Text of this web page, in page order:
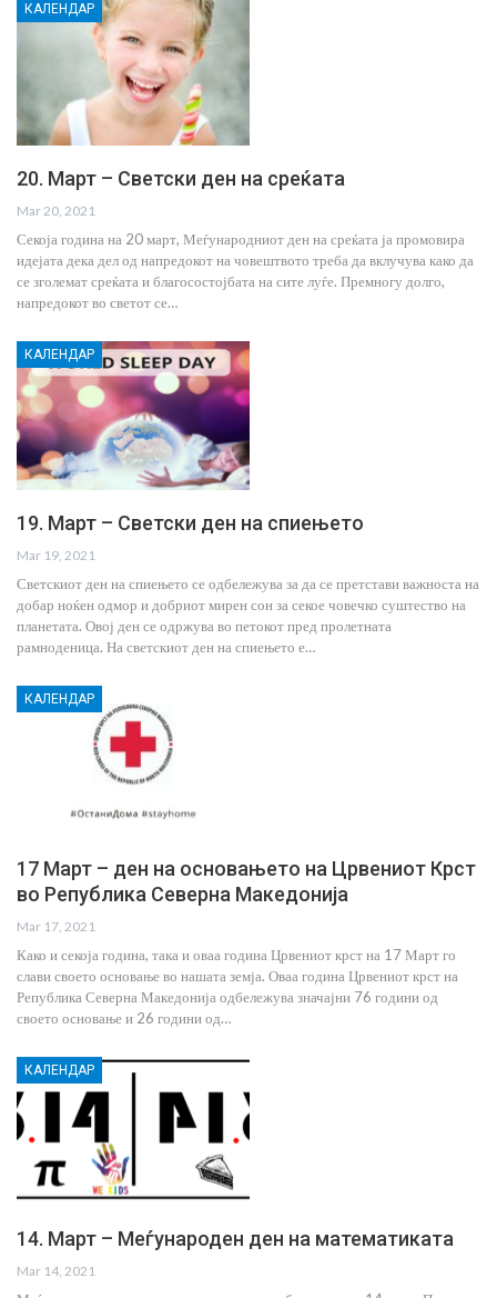
КАЛЕНДАР
20. Март – Светски ден на среќата
Mar 20, 2021
Секоја година на 20 март, Меѓународниот ден на среќата ја промовира
идејата дека дел од напредокот на човештвото треба да вклучува како да
се зголемат среќата и благосостојбата на сите луѓе. Премногу долго,
напредокот во светот се…
КАЛЕНДАР
19. Март – Светски ден на спиењето
Mar 19, 2021
Светскиот ден на спиењето се одбележува за да се претстави важноста на
добар ноќен одмор и добриот мирен сон за секое човечко суштество на
планетата. Овој ден се одржува во петокот пред пролетната
рамноденица. На светскиот ден на спиењето е…
КАЛЕНДАР
17 Март – ден на основањето на Црвениот Крст
во Република Северна Македонија
Mar 17, 2021
Како и секоја година, така и оваа година Црвениот крст на 17 Март го
слави своето основање во нашата земја. Оваа година Црвениот крст на
Република Северна Македонија одбележува значајни 76 години од
своето основање и 26 години од…
КАЛЕНДАР
14. Март – Меѓународен ден на математиката
Mar 14, 2021